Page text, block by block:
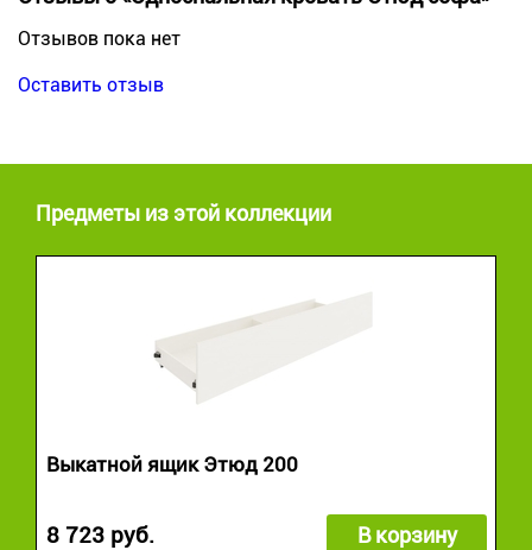
Отзывов пока нет
Оставить отзыв
Предметы из этой коллекции
Выкатной ящик Этюд 200
8 723 руб. В корзину